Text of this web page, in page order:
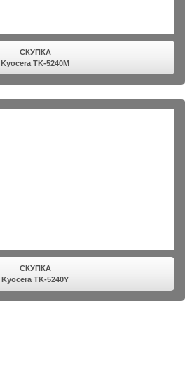
СКУПКА
Kyocera TK-5240M
СКУПКА
Kyocera TK-5240Y